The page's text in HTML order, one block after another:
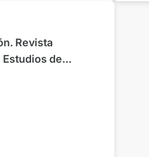
Revista
de
Sociales.